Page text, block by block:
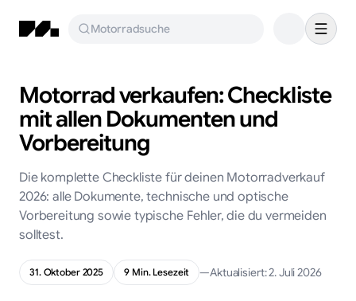
Motorradsuche
Motorrad verkaufen: Checkliste
mit allen Dokumenten und
Vorbereitung
Die komplette Checkliste für deinen Motorradverkauf
2026: alle Dokumente, technische und optische
Vorbereitung sowie typische Fehler, die du vermeiden
solltest.
31. Oktober 2025 9Min. Lesezeit —Aktualisiert:2. Juli 2026